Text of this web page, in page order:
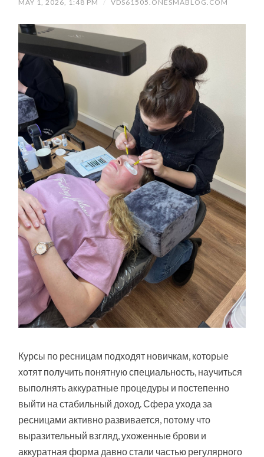
MAY 1, 2026, 1:48 PM / VDS61505.ONESMABLOG.COM
Курсы по ресницам подходят новичкам, которые
хотят получить понятную специальность, научиться
выполнять аккуратные процедуры и постепенно
выйти на стабильный доход. Сфера ухода за
ресницами активно развивается, потому что
выразительный взгляд, ухоженные брови и
аккуратная форма давно стали частью регулярного